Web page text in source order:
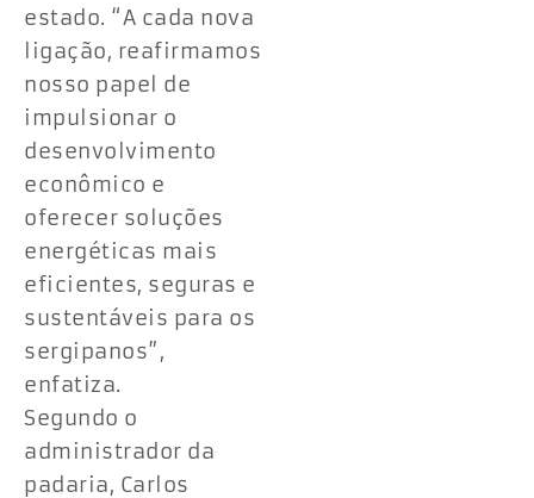
estado. “A cada nova
ligação, reafirmamos
nosso papel de
impulsionar o
desenvolvimento
econômico e
oferecer soluções
energéticas mais
eficientes, seguras e
sustentáveis para os
sergipanos”,
enfatiza.
Segundo o
administrador da
padaria, Carlos